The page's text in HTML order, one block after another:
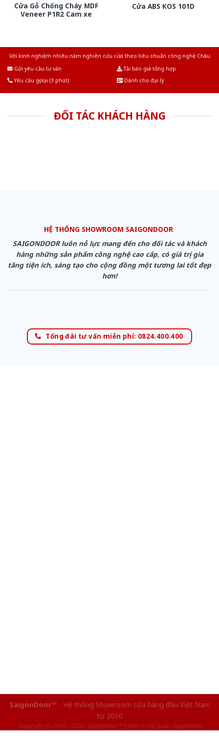
Cửa Gỗ Chống Cháy MDF
Veneer P1R2 Cam xe
Cửa ABS KOS 101D
Với kinh nghiệm nhiêu năm nghiên cứu cửa theo tiêu chuẩn công nghệ Châu
Gửi yêu cầu tư vấn
Tải báo giá tổng hợp
Yêu cầu gọi lại (3 phút)
Dành cho đại lý
ĐỐI TÁC KHÁCH HÀNG
HỆ THỐNG SHOWROOM SAIGONDOOR
SAIGONDOOR luôn nỗ lực mang đến cho đối tác và khách
hàng những sản phẩm công nghệ cao cấp, có giá trị gia
tăng tiện ích, sáng tạo cho cộng đồng một tương lai tốt đẹp
hơn!
Tổng đài tư vấn miễn phí: 0824.400.400
SaigonDoor™ - Hệ thống Showroom cửa hàng đầu Việt Nam
từ 2010
Copyright ⓒ 2010 – 2026 SaigonDoor™ | Đơn vị chủ quản SaigonDoor